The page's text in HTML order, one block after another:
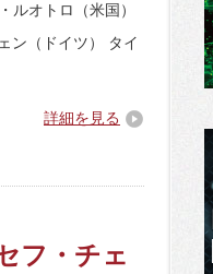
ルオトロ（米国）
ン（ドイツ） タイ
詳細を見る
フ・チェ